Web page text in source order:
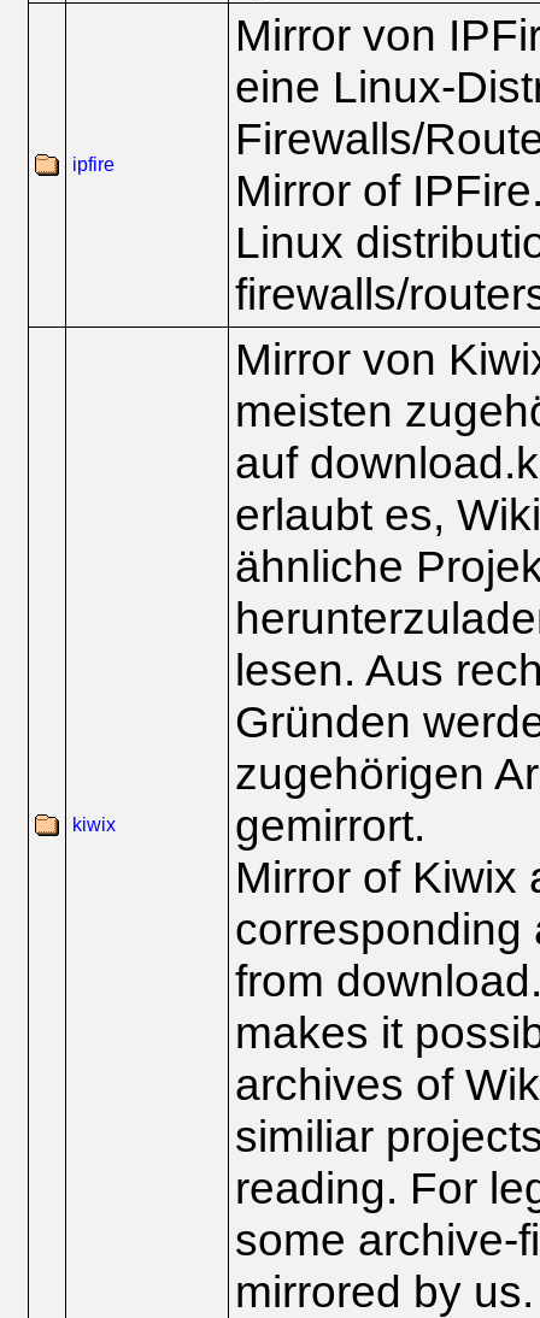
ipfire
Mirror von
eine Linux-
Firewalls/
Mirror of
Linux
firewalls/
kiwix
Mirror von
meisten
auf
erlaubt es,
ähnliche
lesen. Aus
Gründen
zugehörigen
gemirrort.
Mirror of Kiwix
corresponding
from
makes it
archives of
similiar
reading. For
some archive-
mirrored by us.